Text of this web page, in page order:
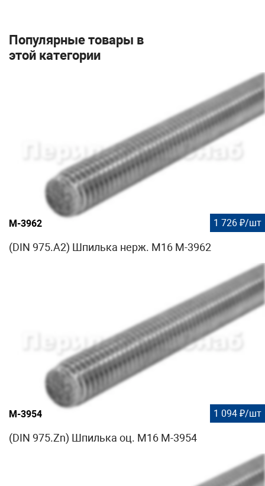
Популярные товары в
этой категории
М-3962 1 726 ₽/шт
(DIN 975.A2) Шпилька нерж. М16 М-3962
М-3954 1 094 ₽/шт
(DIN 975.Zn) Шпилька оц. М16 М-3954